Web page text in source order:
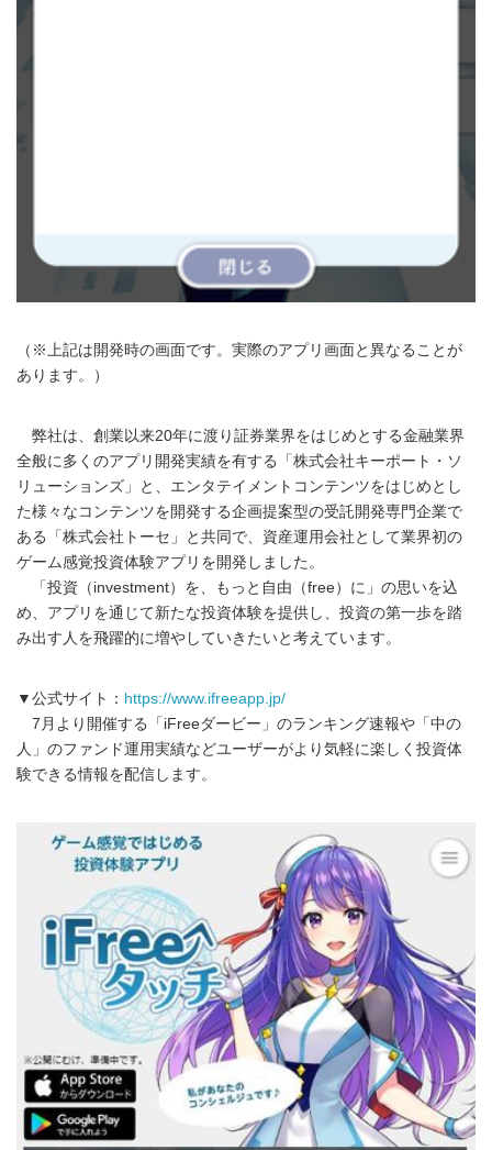
（※上記は開発時の画面です。実際のアプリ画面と異なることが
あります。）
弊社は、創業以来20年に渡り証券業界をはじめとする金融業界
全般に多くのアプリ開発実績を有する「株式会社キーポート・ソ
リューションズ」と、エンタテイメントコンテンツをはじめとし
た様々なコンテンツを開発する企画提案型の受託開発専門企業で
ある「株式会社トーセ」と共同で、資産運用会社として業界初の
ゲーム感覚投資体験アプリを開発しました。
「投資（investment）を、もっと自由（free）に」の思いを込
め、アプリを通じて新たな投資体験を提供し、投資の第一歩を踏
み出す人を飛躍的に増やしていきたいと考えています。
▼公式サイト： https://www.ifreeapp.jp/
7月より開催する「iFreeダービー」のランキング速報や「中の
人」のファンド運用実績などユーザーがより気軽に楽しく投資体
験できる情報を配信します。